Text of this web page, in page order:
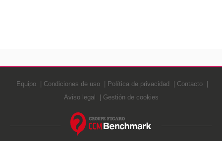
Equipo Condiciones de uso Política de privacidad
Contacto
Aviso legal
Gestión de cookies